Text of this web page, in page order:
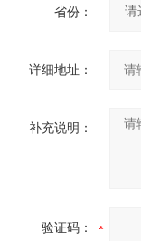
省份：
详细地址：
补充说明：
验证码：